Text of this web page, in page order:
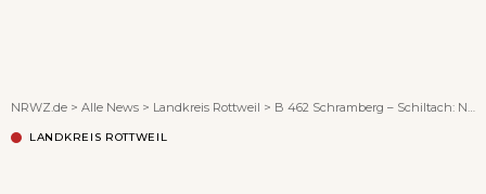
NRWZ.de > Alle News > Landkreis Rottweil > B 462 Schramberg – Schiltach: Nach Steinschlag voll gesperrt +++aktualisiert
LANDKREIS ROTTWEIL